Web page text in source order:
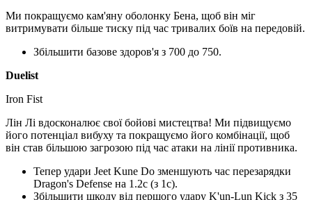
Ми покращуємо кам'яну оболонку Бена, щоб він міг
витримувати більше тиску під час тривалих боїв на передовій.
Збільшити базове здоров'я з 700 до 750.
Duelist
Iron Fist
Лін Лі вдосконалює свої бойові мистецтва! Ми підвищуємо
його потенціал вибуху та покращуємо його комбінації, щоб
він став більшою загрозою під час атаки на лінії противника.
Тепер удари Jeet Kune Do зменшують час перезарядки
Dragon's Defense на 1.2с (з 1с).
Збільшити шкоду від першого удару K'un-Lun Kick з 35